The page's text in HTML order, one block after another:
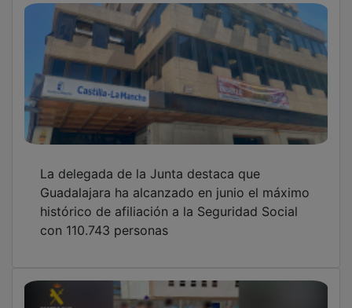
Desarticulado un grupo criminal que estafó a
víctimas en Guadalajara mediante técnicas